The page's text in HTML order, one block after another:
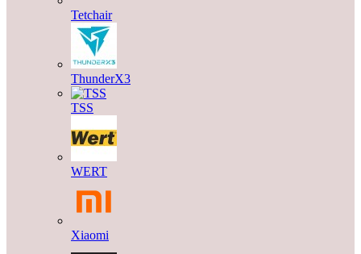
Tetchair
ThunderX3
TSS
WERT
Xiaomi